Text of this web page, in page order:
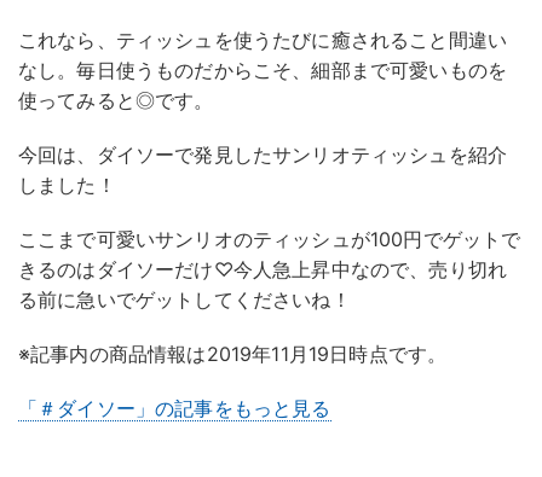
これなら、ティッシュを使うたびに癒されること間違い
なし。毎日使うものだからこそ、細部まで可愛いものを
使ってみると◎です。
今回は、ダイソーで発見したサンリオティッシュを紹介
しました！
ここまで可愛いサンリオのティッシュが100円でゲットで
きるのはダイソーだけ♡今人急上昇中なので、売り切れ
る前に急いでゲットしてくださいね！
※記事内の商品情報は2019年11月19日時点です。
「＃ダイソー」の記事をもっと見る